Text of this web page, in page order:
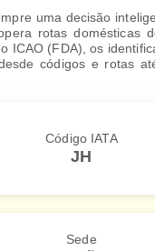
uma decisão
rotas
ICAO (FDA), os
códigos e rotas
Código IATA
JH
Sede